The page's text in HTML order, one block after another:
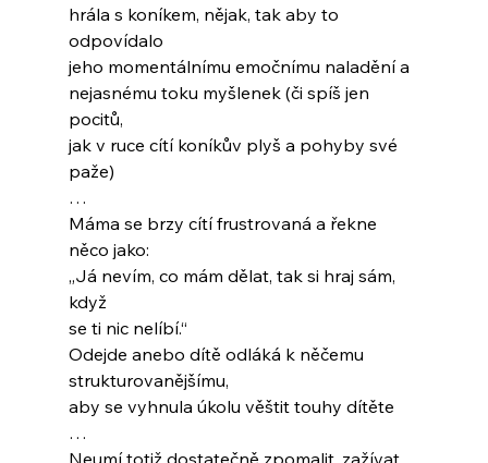
hrála s koníkem, nějak, tak aby to
odpovídalo
jeho momentálnímu emočnímu naladění a
nejasnému toku myšlenek (či spíš jen
pocitů,
jak v ruce cítí koníkův plyš a pohyby své
paže)
…
Máma se brzy cítí frustrovaná a řekne
něco jako:
„Já nevím, co mám dělat, tak si hraj sám,
když
se ti nic nelíbí.“
Odejde anebo dítě odláká k něčemu
strukturovanějšímu,
aby se vyhnula úkolu věštit touhy dítěte
…
Neumí totiž dostatečně zpomalit, zažívat